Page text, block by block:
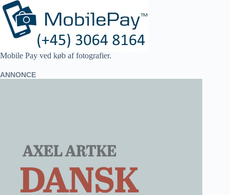
Mobile Pay ved køb af fotografier.
ANNONCE